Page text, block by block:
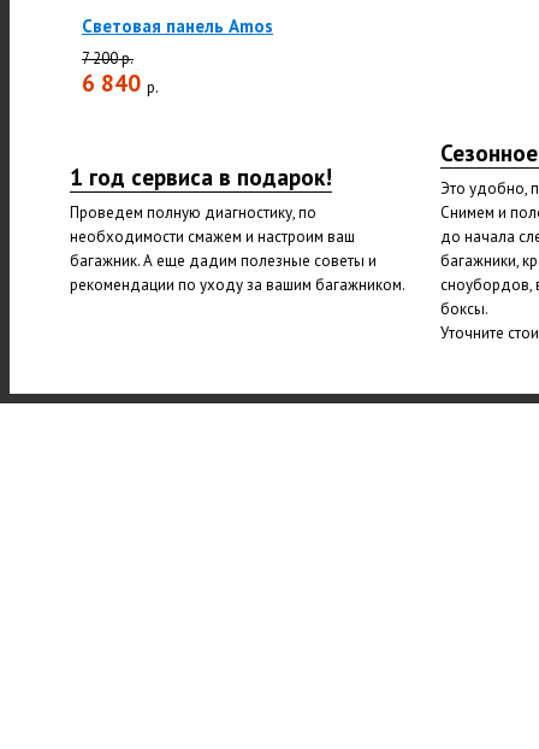
Световая панель Amos
7 200 р.
6 840 р.
1 год сервиса в подарок!
Проведем полную диагностику, по
необходимости смажем и настроим ваш
багажник. А еще дадим полезные советы и
рекомендации по уходу за вашим багажником.
Это удобно,
Снимем и
до начала
багажники,
сноубордов,
боксы.
Уточните